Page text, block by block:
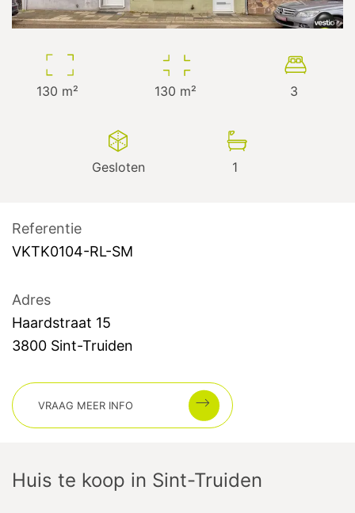
130 m² 130 m² 3
Gesloten 1
Referentie
VKTK0104-RL-SM
Adres
Haardstraat 15
3800 Sint-Truiden
VRAAG MEER INFO
Huis te koop in Sint-Truiden